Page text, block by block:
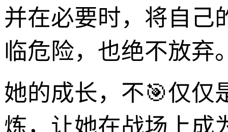
并在必要时，将自己
临危险，也绝不放弃
她的成长，不🎯仅仅
炼，让她在战场上成